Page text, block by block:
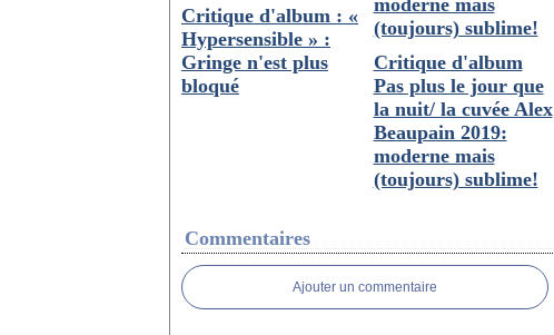
Critique d'album : «
Hypersensible » :
Gringe n'est plus
bloqué
Critique d'album
Pas plus le jour que
la nuit/ la cuvée Alex
Beaupain 2019:
moderne mais
(toujours) sublime!
Commentaires
Ajouter un commentaire